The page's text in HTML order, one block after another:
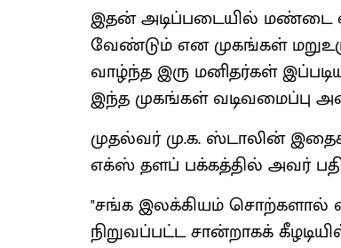
இதன் அடிப்படையில் மண்டை
வேண்டும் என முகங்கள்
வாழ்ந்த இரு மனிதர்கள்
இந்த முகங்கள் வடிவமைப்பு
முதல்வர் மு.க. ஸ்டாலின்
எக்ஸ் தளப் பக்கத்தில் அவர்
"சங்க இலக்கியம் சொற்களால்
நிறுவப்பட்ட சான்றாகக்